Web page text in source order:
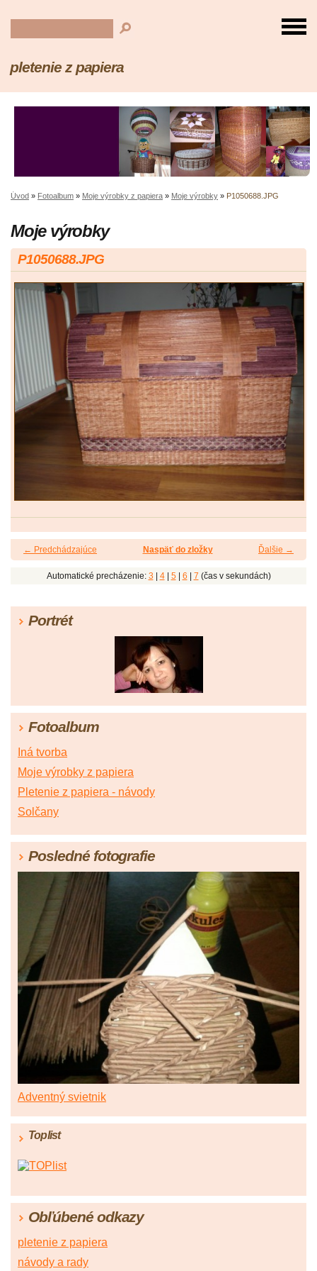
pletenie z papiera
Úvod » Fotoalbum » Moje výrobky z papiera » Moje výrobky » P1050688.JPG
Moje výrobky
P1050688.JPG
← Predchádzajúce Ďalšie →
Naspäť do zložky
Automatické precházenie: 3 4| 5| 6 7 (čas v sekundách)
Portrét
Fotoalbum
Iná tvorba
Moje výrobky z papiera
Pletenie z papiera - návody
Solčany
Posledné fotografie
Adventný svietnik
Toplist
Obľúbené odkazy
pletenie z papiera
návody a rady